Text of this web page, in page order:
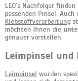
LEO’s Nachfolger
passenden Pinsel. Auch
Klebstoffverarbeitung
möchten Ihnen die
genauer vorstellen.
Leimpinsel und
Leimpinsel wurden